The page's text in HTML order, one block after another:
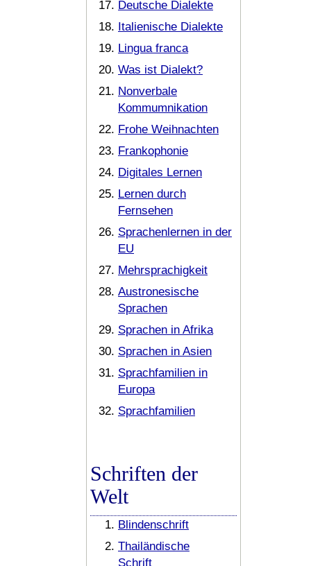
Deutsche Dialekte
Italienische Dialekte
Lingua franca
Was ist Dialekt?
Nonverbale
Kommumnikation
Frohe Weihnachten
Frankophonie
Digitales Lernen
Lernen durch
Fernsehen
Sprachenlernen in der
EU
Mehrsprachigkeit
Austronesische
Sprachen
Sprachen in Afrika
Sprachen in Asien
Sprachfamilien in
Europa
Sprachfamilien
Schriften der
Welt
Blindenschrift
Thailändische
Schrift